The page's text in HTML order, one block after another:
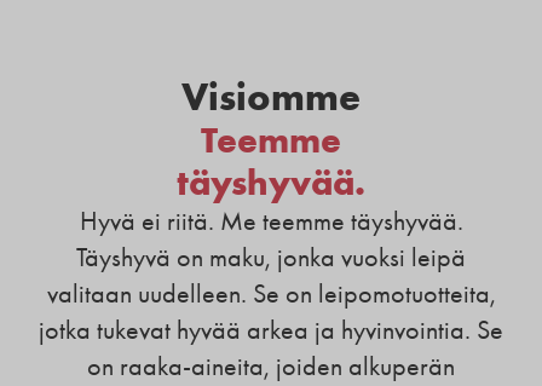
Visiomme
Teemme
täyshyvää.
Hyvä ei riitä. Me teemme täyshyvää.
Täyshyvä on maku, jonka vuoksi leipä
valitaan uudelleen. Se on leipomotuotteita,
jotka tukevat hyvää arkea ja hyvinvointia. Se
on raaka-aineita, joiden alkuperän